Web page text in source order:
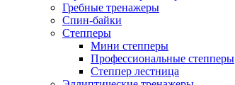
Гребные тренажеры
Спин-байки
Степперы
Мини степперы
Профессиональные степперы
Степпер лестница